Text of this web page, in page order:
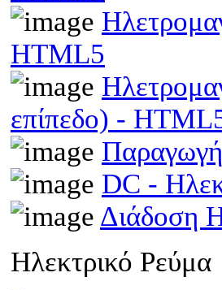
HTML5
επίπεδο) -
DC -
Διάδοση
Ηλεκτρικό Ρεύμα